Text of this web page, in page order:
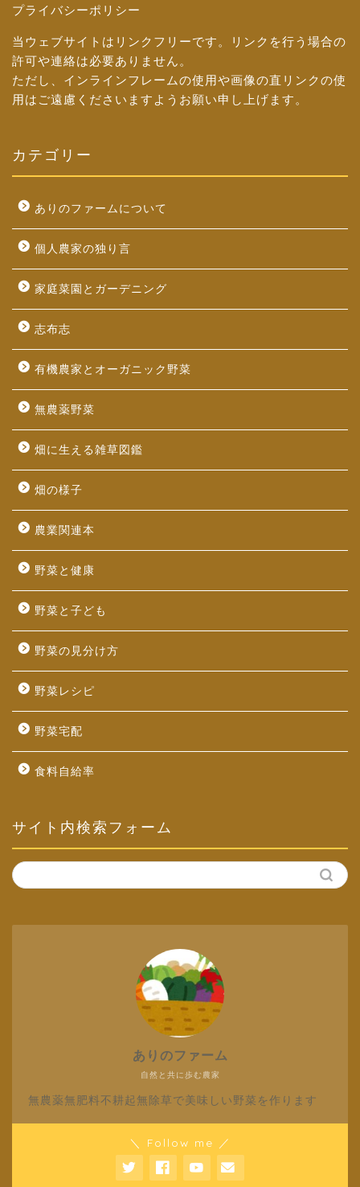
プライバシーポリシー
当ウェブサイトはリンクフリーです。リンクを行う場合の
許可や連絡は必要ありません。
ただし、インラインフレームの使用や画像の直リンクの使
用はご遠慮くださいますようお願い申し上げます。
カテゴリー
ありのファームについて
個人農家の独り言
家庭菜園とガーデニング
志布志
有機農家とオーガニック野菜
無農薬野菜
畑に生える雑草図鑑
畑の様子
農業関連本
野菜と健康
野菜と子ども
野菜の見分け方
野菜レシピ
野菜宅配
食料自給率
サイト内検索フォーム
自然と共に歩む農家
ありのファーム
無農薬無肥料不耕起無除草で美味しい野菜を作ります
＼ Follow me ／